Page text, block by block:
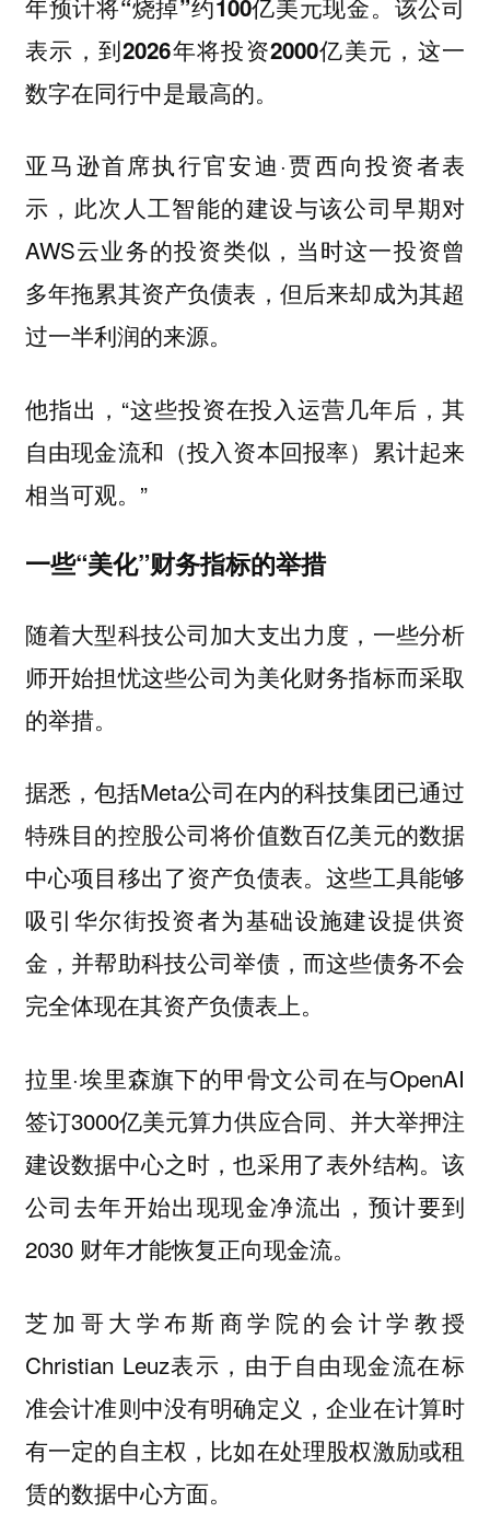
年预计将“烧掉”约100亿美元现金。该公司
表示，到2026年将投资2000亿美元，这一
数字在同行中是最高的。
亚马逊首席执行官安迪·贾西向投资者表
示，此次人工智能的建设与该公司早期对
AWS云业务的投资类似，当时这一投资曾
多年拖累其资产负债表，但后来却成为其超
过一半利润的来源。
他指出，“这些投资在投入运营几年后，其
自由现金流和（投入资本回报率）累计起来
相当可观。”
一些“美化”财务指标的举措
随着大型科技公司加大支出力度，一些分析
师开始担忧这些公司为美化财务指标而采取
的举措。
据悉，包括Meta公司在内的科技集团已通过
特殊目的控股公司将价值数百亿美元的数据
中心项目移出了资产负债表。这些工具能够
吸引华尔街投资者为基础设施建设提供资
金，并帮助科技公司举债，而这些债务不会
完全体现在其资产负债表上。
拉里·埃里森旗下的甲骨文公司在与OpenAI
签订3000亿美元算力供应合同、并大举押注
建设数据中心之时，也采用了表外结构。该
公司去年开始出现现金净流出，预计要到
2030 财年才能恢复正向现金流。
芝加哥大学布斯商学院的会计学教授
Christian Leuz表示，由于自由现金流在标
准会计准则中没有明确定义，企业在计算时
有一定的自主权，比如在处理股权激励或租
赁的数据中心方面。